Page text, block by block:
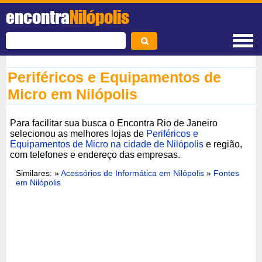
encontraNilópolis
Periféricos e Equipamentos de
Micro em Nilópolis
Para facilitar sua busca o Encontra Rio de Janeiro
selecionou as melhores lojas de Periféricos e
Equipamentos de Micro na cidade de Nilópolis e região,
com telefones e endereço das empresas.
Similares: »Acessórios de Informática em Nilópolis » Fontes
em Nilópolis